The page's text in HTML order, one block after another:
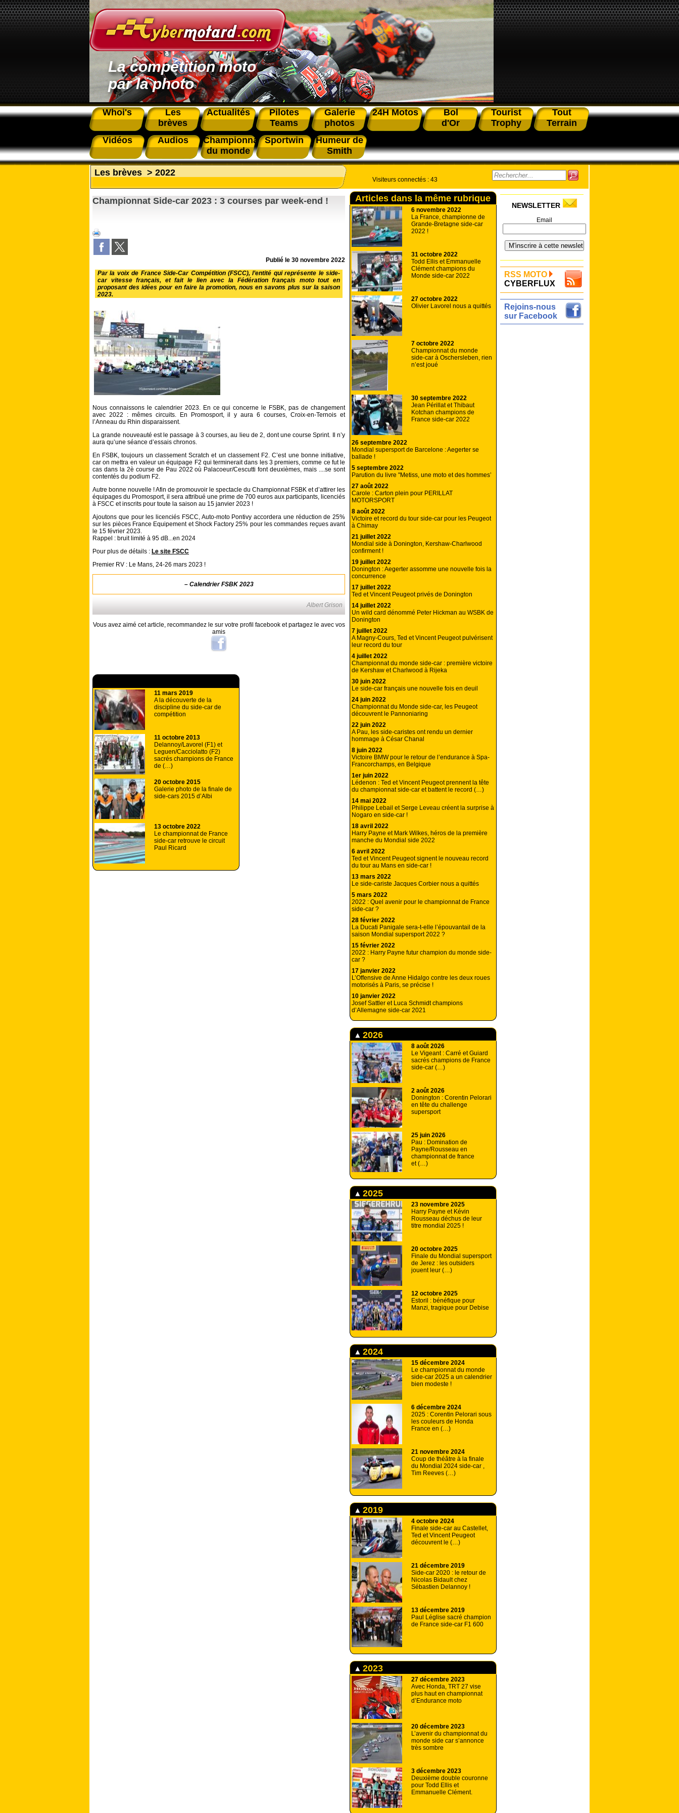
La compétition moto
par la photo
Whoi's
Les
brèves
Actualités
Pilotes
Teams
Galerie
photos
24H Motos
Bol
d'Or
Tourist
Trophy
Tout
Terrain
Vidéos
Audios
Championnat
du monde
Sportwin
Humeur de
Smith
Les brèves > 2022
Championnat Side-car 2023 : 3 courses par week-end !
Publié le 30 novembre 2022
Par la voix de France Side-Car Compétition (FSCC), l’entité qui représente le side-
car vitesse français, et fait le lien avec la Fédération français moto tout en
proposant des idées pour en faire la promotion, nous en savons plus sur la saison
2023.
Nous connaissons le calendrier 2023. En ce qui concerne le FSBK, pas de changement
avec 2022 : mêmes circuits. En Promosport, il y aura 6 courses, Croix-en-Ternois et
l’Anneau du Rhin disparaissent.
La grande nouveauté est le passage à 3 courses, au lieu de 2, dont une course Sprint. Il n’y
aura qu’une séance d’essais chronos.
En FSBK, toujours un classement Scratch et un classement F2. C’est une bonne initiative,
car on mettra en valeur un équipage F2 qui terminerait dans les 3 premiers, comme ce fut le
cas dans la 2è course de Pau 2022 où Palacoeur/Cescutti font deuxièmes, mais ....se sont
contentés du podium F2.
Autre bonne nouvelle ! Afin de promouvoir le spectacle du Championnat FSBK et d’attirer les
équipages du Promosport, il sera attribué une prime de 700 euros aux participants, licenciés
à FSCC et inscrits pour toute la saison au 15 janvier 2023 !
Ajoutons que pour les licenciés FSCC, Auto-moto Pontivy accordera une réduction de 25%
sur les pièces France Equipement et Shock Factory 25% pour les commandes reçues avant
le 15 février 2023.
Rappel : bruit limité à 95 dB...en 2024
Pour plus de détails : Le site FSCC
Premier RV : Le Mans, 24-26 mars 2023 !
– Calendrier FSBK 2023
Albert Grison
Vous avez aimé cet article, recommandez le sur votre profil facebook et partagez le avec vos
amis
11 mars 2019
A la découverte de la
discipline du side-car de
compétition
11 octobre 2013
Delannoy/Lavorel (F1) et
Leguen/Cacciolatto (F2)
sacrés champions de France
de (…)
20 octobre 2015
Galerie photo de la finale de
side-cars 2015 d’Albi
13 octobre 2022
Le championnat de France
side-car retrouve le circuit
Paul Ricard
Visiteurs connectés : 43
Articles dans la même rubrique
6 novembre 2022
La France, championne de
Grande-Bretagne side-car
2022 !
31 octobre 2022
Todd Ellis et Emmanuelle
Clément champions du
Monde side-car 2022
27 octobre 2022
Olivier Lavorel nous a quittés
7 octobre 2022
Championnat du monde
side-car à Oschersleben, rien
n’est joué
30 septembre 2022
Jean Périllat et Thibaut
Kotchan champions de
France side-car 2022
26 septembre 2022
Mondial supersport de Barcelone : Aegerter se
ballade !
5 septembre 2022
Parution du livre "Metiss, une moto et des hommes’
27 août 2022
Carole : Carton plein pour PERILLAT
MOTORSPORT
8 août 2022
Victoire et record du tour side-car pour les Peugeot
à Chimay
21 juillet 2022
Mondial side à Donington, Kershaw-Charlwood
confirment !
19 juillet 2022
Donington : Aegerter assomme une nouvelle fois la
concurrence
17 juillet 2022
Ted et Vincent Peugeot privés de Donington
14 juillet 2022
Un wild card dénommé Peter Hickman au WSBK de
Donington
7 juillet 2022
A Magny-Cours, Ted et Vincent Peugeot pulvérisent
leur record du tour
4 juillet 2022
Championnat du monde side-car : première victoire
de Kershaw et Charlwood à Rijeka
30 juin 2022
Le side-car français une nouvelle fois en deuil
24 juin 2022
Championnat du Monde side-car, les Peugeot
découvrent le Pannoniaring
22 juin 2022
A Pau, les side-caristes ont rendu un dernier
hommage à César Chanal
8 juin 2022
Victoire BMW pour le retour de l’endurance à Spa-
Francorchamps, en Belgique
1er juin 2022
Lédenon : Ted et Vincent Peugeot prennent la tête
du championnat side-car et battent le record (…)
14 mai 2022
Philippe Lebail et Serge Leveau créent la surprise à
Nogaro en side-car !
18 avril 2022
Harry Payne et Mark Wilkes, héros de la première
manche du Mondial side 2022
6 avril 2022
Ted et Vincent Peugeot signent le nouveau record
du tour au Mans en side-car !
13 mars 2022
Le side-cariste Jacques Corbier nous a quittés
5 mars 2022
2022 : Quel avenir pour le championnat de France
side-car ?
28 février 2022
La Ducati Panigale sera-t-elle l’épouvantail de la
saison Mondial supersport 2022 ?
15 février 2022
2022 : Harry Payne futur champion du monde side-
car ?
17 janvier 2022
L’Offensive de Anne Hidalgo contre les deux roues
motorisés à Paris, se précise !
10 janvier 2022
Josef Sattler et Luca Schmidt champions
d’Allemagne side-car 2021
2026
8 août 2026
Le Vigeant : Carré et Guiard
sacrés champions de France
side-car (…)
2 août 2026
Donington : Corentin Pelorari
en tête du challenge
supersport
25 juin 2026
Pau : Domination de
Payne/Rousseau en
championnat de france
et (…)
2025
23 novembre 2025
Harry Payne et Kévin
Rousseau déchus de leur
titre mondial 2025 !
20 octobre 2025
Finale du Mondial supersport
de Jerez : les outsiders
jouent leur (…)
12 octobre 2025
Estoril : bénéfique pour
Manzi, tragique pour Debise
2024
15 décembre 2024
Le championnat du monde
side-car 2025 a un calendrier
bien modeste !
6 décembre 2024
2025 : Corentin Pelorari sous
les couleurs de Honda
France en (…)
21 novembre 2024
Coup de théâtre à la finale
du Mondial 2024 side-car ,
Tim Reeves (…)
2019
4 octobre 2024
Finale side-car au Castellet,
Ted et Vincent Peugeot
découvrent le (…)
21 décembre 2019
Side-car 2020 : le retour de
Nicolas Bidault chez
Sébastien Delannoy !
13 décembre 2019
Paul Léglise sacré champion
de France side-car F1 600
2023
27 décembre 2023
Avec Honda, TRT 27 vise
plus haut en championnat
d’Endurance moto
20 décembre 2023
L’avenir du championnat du
monde side car s’annonce
très sombre
3 décembre 2023
Deuxième double couronne
pour Todd Ellis et
Emmanuelle Clément.
NEWSLETTER
Email
RSS MOTO
CYBERFLUX
Rejoins-nous
sur Facebook